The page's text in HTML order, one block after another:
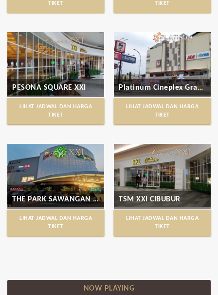
TIKET
TIKET
PESONA SQUARE XXI
LIHAT JADWAL DAN HARGA
TIKET
Platinum Cineplex Grand Cimanggis Mall
LIHAT JADWAL DAN HARGA
TIKET
THE PARK SAWANGAN XXI
LIHAT JADWAL DAN HARGA
TIKET
TSM XXI CIBUBUR
LIHAT JADWAL DAN HARGA
TIKET
NOW PLAYING